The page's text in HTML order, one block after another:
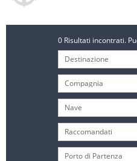
0 Risultati incontrati.